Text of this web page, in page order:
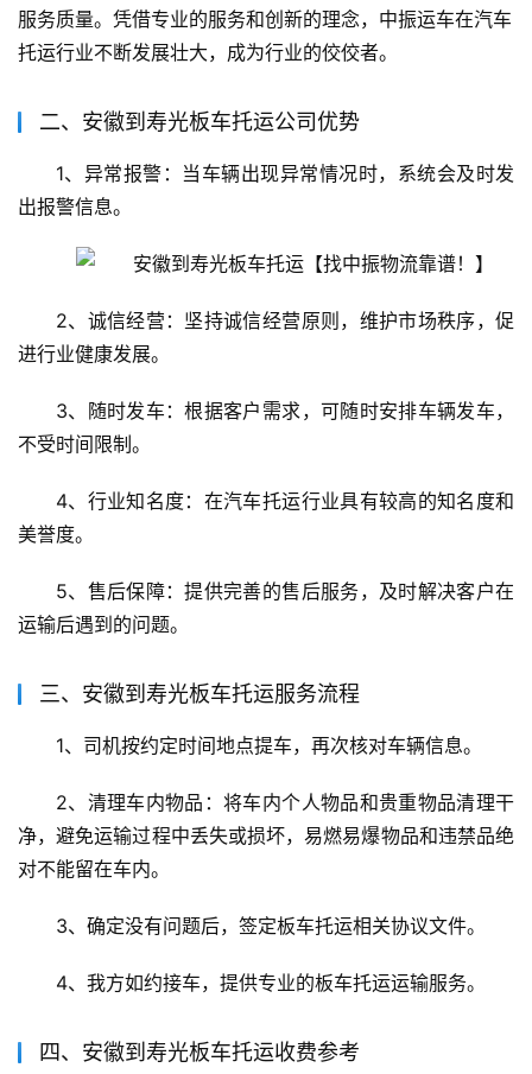
服务质量。凭借专业的服务和创新的理念，中振运车在汽车
托运行业不断发展壮大，成为行业的佼佼者。
二、安徽到寿光板车托运公司优势
1、异常报警：当车辆出现异常情况时，系统会及时发
出报警信息。
2、诚信经营：坚持诚信经营原则，维护市场秩序，促
进行业健康发展。
3、随时发车：根据客户需求，可随时安排车辆发车，
不受时间限制。
4、行业知名度：在汽车托运行业具有较高的知名度和
美誉度。
5、售后保障：提供完善的售后服务，及时解决客户在
运输后遇到的问题。
三、安徽到寿光板车托运服务流程
1、司机按约定时间地点提车，再次核对车辆信息。
2、清理车内物品：将车内个人物品和贵重物品清理干
净，避免运输过程中丢失或损坏，易燃易爆物品和违禁品绝
对不能留在车内。
3、确定没有问题后，签定板车托运相关协议文件。
4、我方如约接车，提供专业的板车托运运输服务。
四、安徽到寿光板车托运收费参考